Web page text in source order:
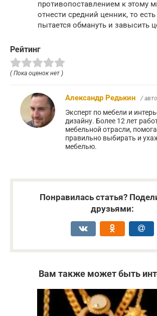
противопоставлением к этому
отнести средний ценник, то
пытается обмануть и завысить
Рейтинг
( Пока оценок нет )
Александр Редькин /
Эксперт по мебели и
дизайну. Более 12 лет
мебельной отрасли,
правильно выбирать и
мебелью.
Понравилась статья?
друзьями:
Вам также может быть